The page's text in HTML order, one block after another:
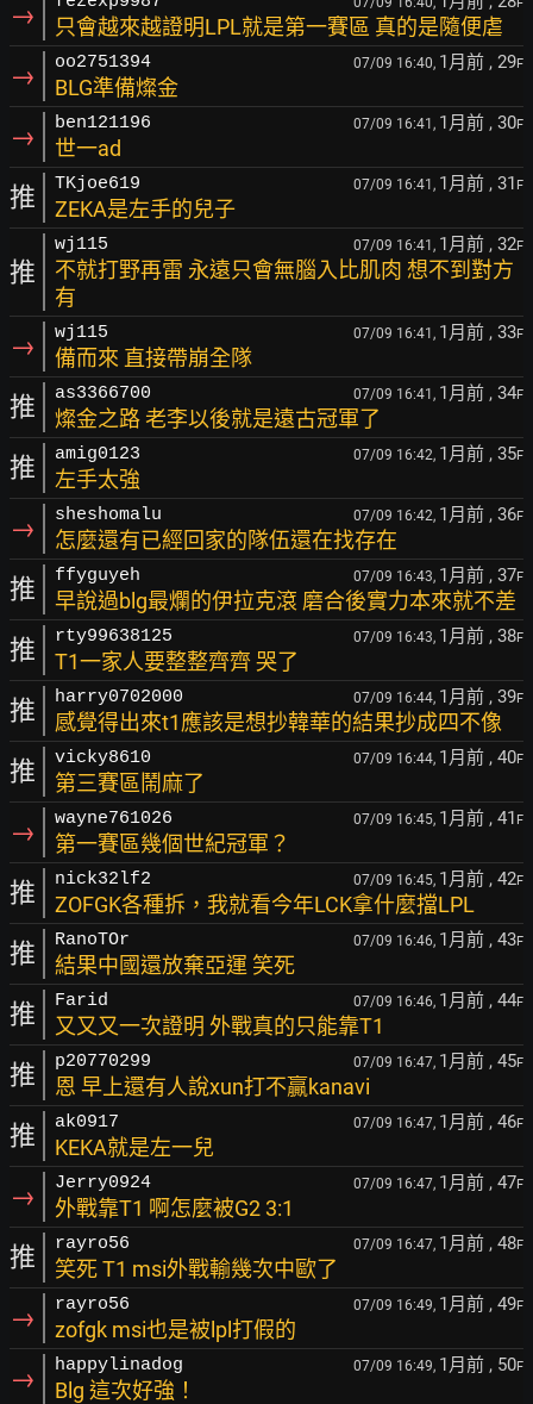
→ 只會越來越證明LPL就是第一賽區 真的是隨便虐
→ oo2751394 07/09 16:40, 1月前 , 29F
BLG準備燦金
→ ben121196 07/09 16:41, 1月前 , 30F
世一ad
推 TKjoe619 07/09 16:41, 1月前 , 31 F
ZEKA是左手的兒子
推
wj115 07/09 16:41, 1月前 , 32F
不就打野再雷 永遠只會無腦入比肌肉 想不到對方
有
→ wj115 07/09 16:41, 1月前 , 33F
備而來 直接帶崩全隊
推 as3366700 07/09 16:41, 1月前 , 34F
燦金之路 老李以後就是遠古冠軍了
推 amig0123 07/09 16:42, 1月前 , 35F
左手太強
→ sheshomalu 07/09 16:42, 1月前 , 36F
怎麼還有已經回家的隊伍還在找存在
推 ffyguyeh 07/09 16:43, 1月前 , 37F
早說過blg最爛的伊拉克滾 磨合後實力本來就不差
推 rty99638125 07/09 16:43, 1月前 , 38F
T1一家人要整整齊齊 哭了
推 harry0702000 07/09 16:44, 1月前 , 39F
感覺得出來t1應該是想抄韓華的結果抄成四不像
推 vicky8610 07/09 16:44, 1月前 , 40F
第三賽區鬧麻了
→ wayne761026 07/09 16:45, 1月前 , 41 F
第一賽區幾個世紀冠軍？
推 nick32lf2 07/09 16:45, 1月前 , 42F
ZOFGK各種拆，我就看今年LCK拿什麼擋LPL
推 RanoTOr 07/09 16:46, 1月前 , 43F
結果中國還放棄亞運 笑死
推 Farid 07/09 16:46, 1月前 , 44F
又又又一次證明 外戰真的只能靠T1
推 p20770299 07/09 16:47, 1月前 , 45F
恩 早上還有人說xun打不贏kanavi
推 ak0917 07/09 16:47, 1月前 , 46F
KEKA就是左一兒
→ Jerry0924 07/09 16:47, 1月前 , 47F
外戰靠T1 啊怎麼被G2 3:1
推 rayro56 07/09 16:47, 1月前 , 48F
笑死 T1 msi外戰輸幾次中歐了
→ rayro56 07/09 16:49, 1月前 , 49F
zofgk msi也是被lpl打假的
→ happylinadog 07/09 16:49, 1月前 , 50F
Blg 這次好強！